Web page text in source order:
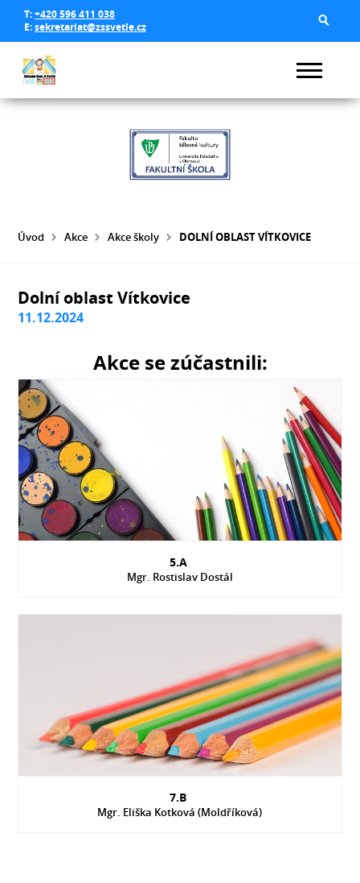
T:+420 596 411 038
E:sekretariat@zssvetle.cz
Úvod Akce Akce školy DOLNÍ OBLAST VÍTKOVICE
Dolní oblast Vítkovice
11.12.2024
Akce se zúčastnili:
5.A
Mgr. Rostislav Dostál
7.B
Mgr. Eliška Kotková (Moldříková)